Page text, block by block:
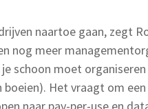
naartoe gaan, zegt
nog meer
schoon moet organiseren
Het vraagt om